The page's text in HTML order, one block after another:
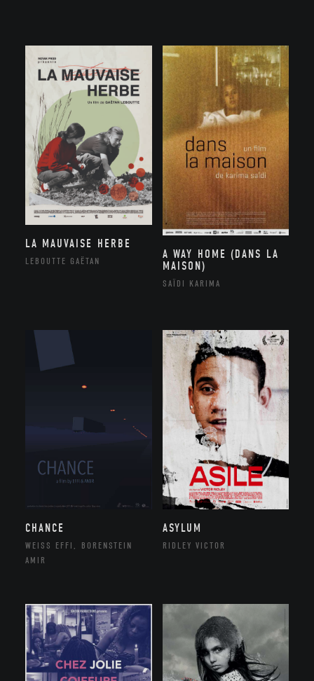
LA MAUVAISE HERBE
LEBOUTTE GAËTAN
A WAY HOME (DANS LA
MAISON)
SAÏDI KARIMA
CHANCE
WEISS EFFI, BORENSTEIN
AMIR
ASYLUM
RIDLEY VICTOR